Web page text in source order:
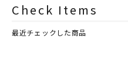
Check Items
最近チェックした商品